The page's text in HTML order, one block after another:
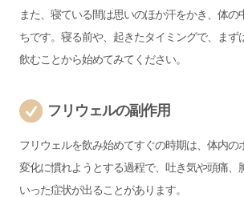
また、寝ている間は思いのほか汗をかき、体の
ちです。寝る前や、起きたタイミングで、まず
飲むことから始めてみてください。
フリウェルの副作用
フリウェルを飲み始めてすぐの時期は、体内の
変化に慣れようとする過程で、吐き気や頭痛、
いった症状が出ることがあります。